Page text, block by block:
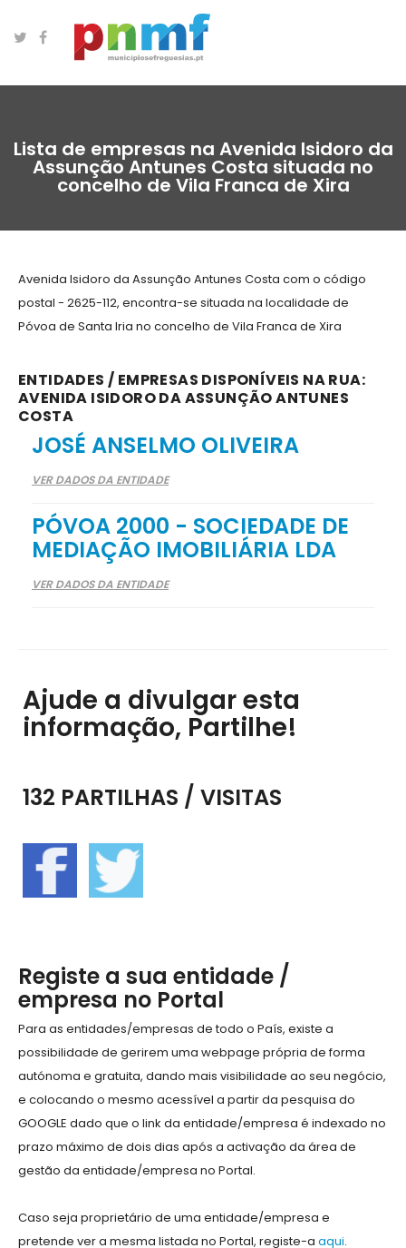
Lista de empresas na Avenida Isidoro da
Assunção Antunes Costa situada no
concelho de Vila Franca de Xira
Avenida Isidoro da Assunção Antunes Costa com o código
postal - 2625-112, encontra-se situada na localidade de
Póvoa de Santa Iria no concelho de Vila Franca de Xira
ENTIDADES / EMPRESAS DISPONÍVEIS NA RUA:
AVENIDA ISIDORO DA ASSUNÇÃO ANTUNES
COSTA
JOSÉ ANSELMO OLIVEIRA
VER DADOS DA ENTIDADE
PÓVOA 2000 - SOCIEDADE DE
MEDIAÇÃO IMOBILIÁRIA LDA
VER DADOS DA ENTIDADE
Ajude a divulgar esta
informação, Partilhe!
132 PARTILHAS / VISITAS
Registe a sua entidade /
empresa no Portal
Para as entidades/empresas de todo o País, existe a
possibilidade de gerirem uma webpage própria de forma
autónoma e gratuita, dando mais visibilidade ao seu negócio,
e colocando o mesmo acessível a partir da pesquisa do
GOOGLE dado que o link da entidade/empresa é indexado no
prazo máximo de dois dias após a activação da área de
gestão da entidade/empresa no Portal.
Caso seja proprietário de uma entidade/empresa e
pretende ver a mesma listada no Portal, registe-a aqui.